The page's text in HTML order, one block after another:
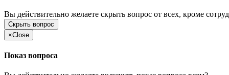
Вы действительно желаете скрыть вопрос от всех, кроме
Скрыть вопрос
×Close
Показ вопроса